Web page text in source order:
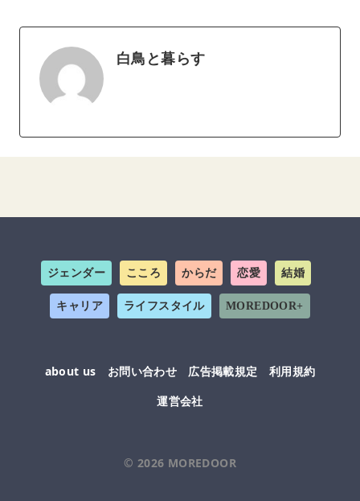
白鳥と暮らす
ジェンダー こころ からだ 恋愛 結婚
キャリア ライフスタイル MOREDOOR+
about us お問い合わせ 広告掲載規定
利用規約
運営会社
© 2026 MOREDOOR